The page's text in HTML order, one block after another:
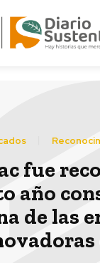
fue
año
de las